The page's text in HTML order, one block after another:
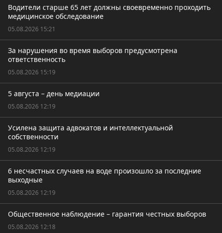
Водители старше 65 лет должны своевременно проходить
медицинское обследование
05.08.2026 15:21
За нарушения во время выборов предусмотрена
ответственность
05.08.2026 15:19
5 августа – день медиации
05.08.2026 12:19
Усилена защита адвокатов и интеллектуальной
собственности
05.08.2026 12:19
6 несчастных случаев на воде произошло за последние
выходные
05.08.2026 12:19
Общественное наблюдение – гарантия честных выборов
05.08.2026 12:18